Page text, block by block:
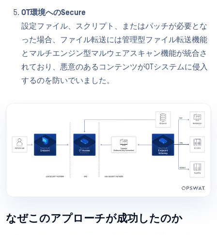
OT環境へのSecure
設定ファイル、スクリプト、またはパッチが必要とな
った場合、ファイル転送には管理型ファイル転送機能
とマルチエンジン型マルウェアスキャン機能が統合さ
れており、悪意のあるコンテンツがOTシステムに侵入
するのを防いでいました。
なぜこのアプローチが成功したのか